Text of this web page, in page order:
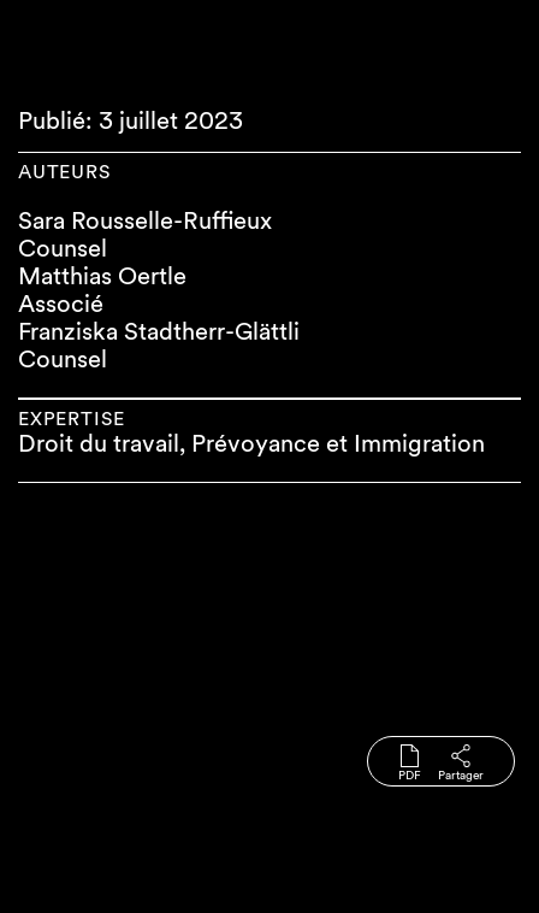
Publié: 3 juillet 2023
AUTEURS
Sara Rousselle-Ruffieux
Counsel
Matthias Oertle
Associé
Franziska Stadtherr-Glättli
Counsel
EXPERTISE
Droit du travail, Prévoyance et Immigration
PDF Partager